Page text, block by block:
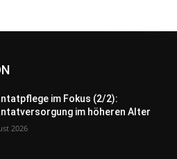
im Fokus (2/2):
im höheren Alter
2026